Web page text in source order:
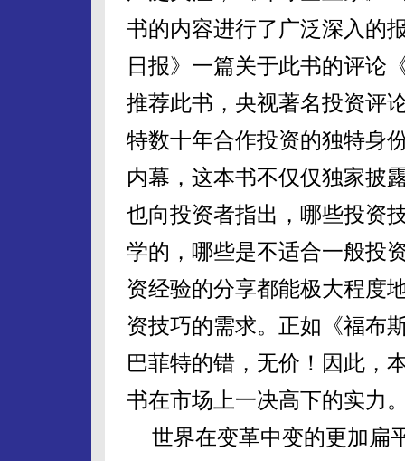
书的内容进行了广泛深入的
日报》一篇关于此书的评论
推荐此书，央视著名投资评
特数十年合作投资的独特身
内幕，这本书不仅仅独家披
也向投资者指出，哪些投资
学的，哪些是不适合一般投
资经验的分享都能极大程度
资技巧的需求。正如《福布
巴菲特的错，无价！因此，
书在市场上一决高下的实力
世界在变革中变的更加扁